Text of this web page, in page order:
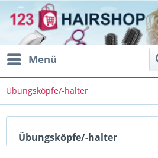
Menü
Übungsköpfe/-halter
Übungsköpfe/-halter